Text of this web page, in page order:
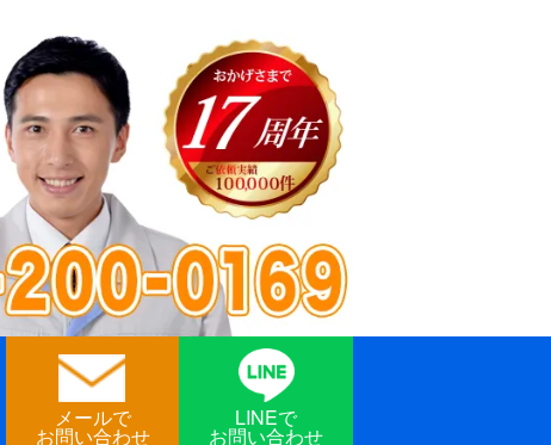
メールで
お問い合わせ
LINEで
お問い合わせ